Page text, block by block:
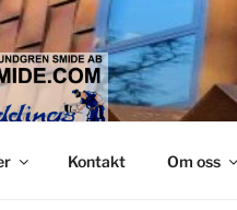
och glaspartier i Stockholm
Kontakt Om oss